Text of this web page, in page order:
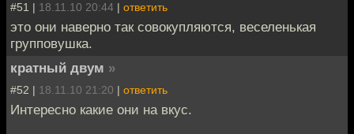
#51 | 18.11.10 20:44 | ответить
это они наверно так совокупляются, веселенькая
групповушка.
кратный двум »
#52 | 18.11.10 21:20 | ответить
Интересно какие они на вкус.